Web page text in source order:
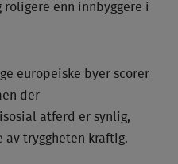
roligere enn innbyggere i
europeiske byer scorer
der
atferd er synlig,
tryggheten kraftig.